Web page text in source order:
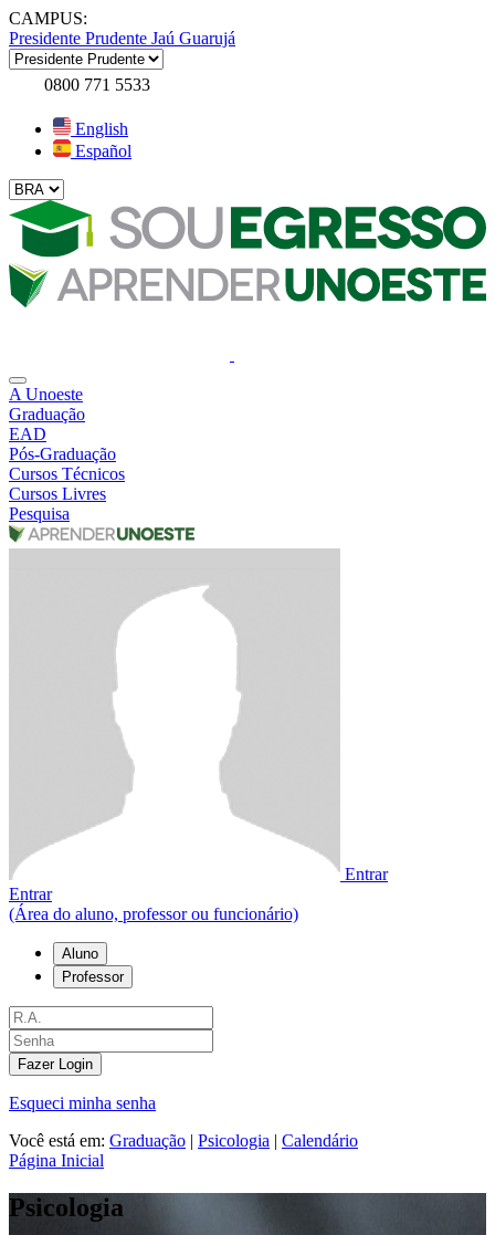
CAMPUS:
Presidente Prudente Jaú Guarujá
0800 771 5533
English
Español
A Unoeste
Graduação
EAD
Pós-Graduação
Cursos Técnicos
Cursos Livres
Pesquisa
Entrar
Entrar
(Área do aluno, professor ou funcionário)
Aluno
Professor
Fazer Login
Esqueci minha senha
Você está em: Graduação | Psicologia | Calendário
Página Inicial
Psicologia